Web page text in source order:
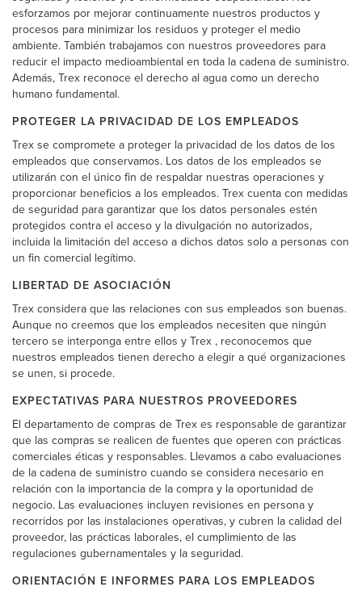
esforzamos por mejorar continuamente nuestros productos y
procesos para minimizar los residuos y proteger el medio
ambiente. También trabajamos con nuestros proveedores para
reducir el impacto medioambiental en toda la cadena de suministro.
Además, Trex reconoce el derecho al agua como un derecho
humano fundamental.
PROTEGER LA PRIVACIDAD DE LOS EMPLEADOS
Trex se compromete a proteger la privacidad de los datos de los
empleados que conservamos. Los datos de los empleados se
utilizarán con el único fin de respaldar nuestras operaciones y
proporcionar beneficios a los empleados. Trex cuenta con medidas
de seguridad para garantizar que los datos personales estén
protegidos contra el acceso y la divulgación no autorizados,
incluida la limitación del acceso a dichos datos solo a personas con
un fin comercial legítimo.
LIBERTAD DE ASOCIACIÓN
Trex considera que las relaciones con sus empleados son buenas.
Aunque no creemos que los empleados necesiten que ningún
tercero se interponga entre ellos y Trex , reconocemos que
nuestros empleados tienen derecho a elegir a qué organizaciones
se unen, si procede.
EXPECTATIVAS PARA NUESTROS PROVEEDORES
El departamento de compras de Trex es responsable de garantizar
que las compras se realicen de fuentes que operen con prácticas
comerciales éticas y responsables. Llevamos a cabo evaluaciones
de la cadena de suministro cuando se considera necesario en
relación con la importancia de la compra y la oportunidad de
negocio. Las evaluaciones incluyen revisiones en persona y
recorridos por las instalaciones operativas, y cubren la calidad del
proveedor, las prácticas laborales, el cumplimiento de las
regulaciones gubernamentales y la seguridad.
ORIENTACIÓN E INFORMES PARA LOS EMPLEADOS